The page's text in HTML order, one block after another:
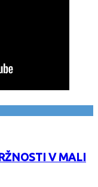
V MALI